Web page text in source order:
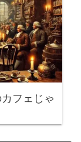
フェじゃ